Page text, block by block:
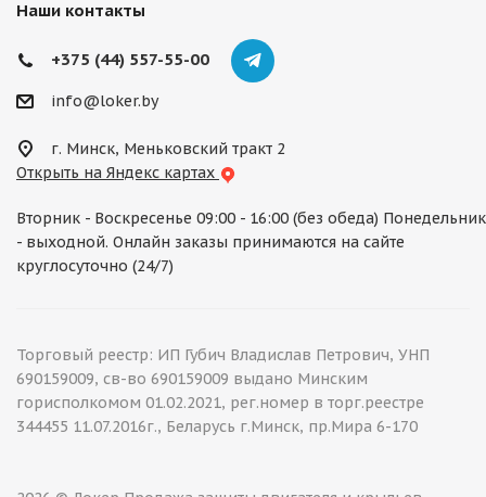
Наши контакты
+375 (44) 557-55-00
info@loker.by
г. Минск, Меньковский тракт 2
Открыть на Яндекс картах
Вторник - Воскресенье 09:00 - 16:00 (без обеда) Понедельник
- выходной. Онлайн заказы принимаются на сайте
круглосуточно (24/7)
Торговый реестр: ИП Губич Владислав Петрович, УНП
690159009, св-во 690159009 выдано Минским
горисполкомом 01.02.2021, рег.номер в торг.реестре
344455 11.07.2016г., Беларусь г.Минск, пр.Мира 6-170